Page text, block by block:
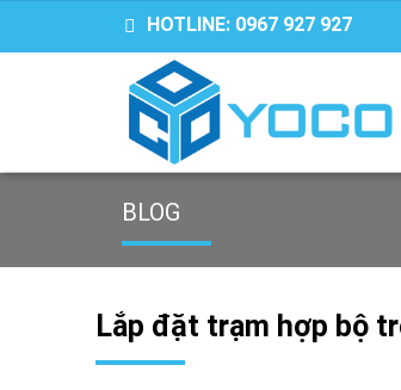
HOTLINE: 0967 927 927
BLOG
Lắp đặt trạm hợp bộ